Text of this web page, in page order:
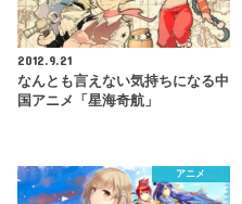
2012.9.21
なんとも言えない気持ちになる中
国アニメ「星海奇航」
アニメ